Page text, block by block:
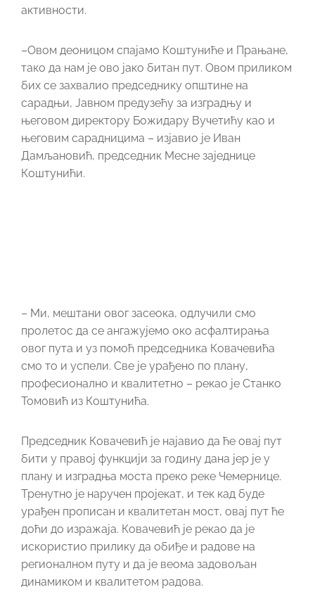
активности.
–Овом деоницом спајамо Коштуниће и Прањане,
тако да нам је ово јако битан пут. Овом приликом
бих се захвалио председнику општине на
сарадњи, Јавном предузећу за изградњу и
његовом директору Божидару Вучетићу као и
његовим сарадницима – изјавио је Иван
Дамљановић, председник Месне заједнице
Коштунићи.
– Ми, мештани овог засеока, одлучили смо
пролетос да се ангажујемо око асфалтирања
овог пута и уз помоћ председника Ковачевића
смо то и успели. Све је урађено по плану,
професионално и квалитетно – рекао је Станко
Томовић из Коштунића.
Председник Ковачевић је најавио да ће овај пут
бити у правој функцији за годину дана јер је у
плану и изградња моста преко реке Чемернице.
Тренутно је наручен пројекат, и тек кад буде
урађен прописан и квалитетан мост, овај пут ће
доћи до изражаја. Ковачевић је рекао да је
искористио прилику да обиђе и радове на
регионалном путу и да је веома задовољан
динамиком и квалитетом радова.